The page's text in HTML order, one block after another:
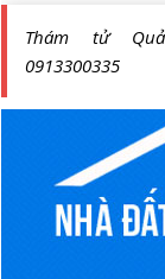
Thám tử
0913300335